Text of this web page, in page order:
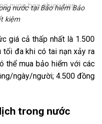
nước tại Bảo hiểm Bảo
kiệm
giá cả thấp nhất là 1.500
đa khi có tai nạn xảy ra
thể mua bảo hiểm với các
ngày/người; 4.500 đồng
trong nước